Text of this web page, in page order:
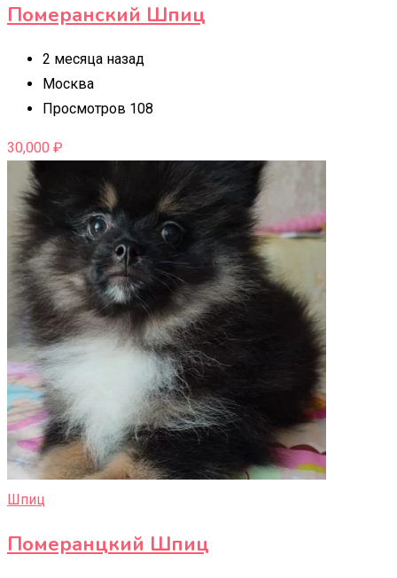
Померанский Шпиц
2 месяца назад
Москва
Просмотров 108
30,000 ₽
Шпиц
Померанцкий Шпиц